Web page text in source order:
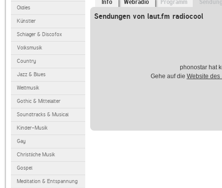
Oldies
Künstler
Schlager & Discofox
Volksmusik
Country
Jazz & Blues
Weltmusik
Gothic & Mittelalter
Soundtracks & Musical
Kinder-Musik
Gay
Christliche Musik
Gospel
Meditation & Entspannung
Info Webradio Programm
Sendungen von laut.fm radiocool
phonostar hat
Gehe auf die Website des